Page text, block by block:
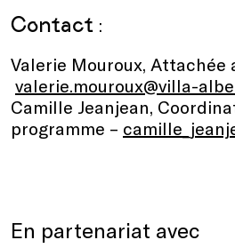
Contact :
Valerie Mouroux, Attachée
valerie.mouroux@villa-
Camille Jeanjean,
programme –
En partenariat avec